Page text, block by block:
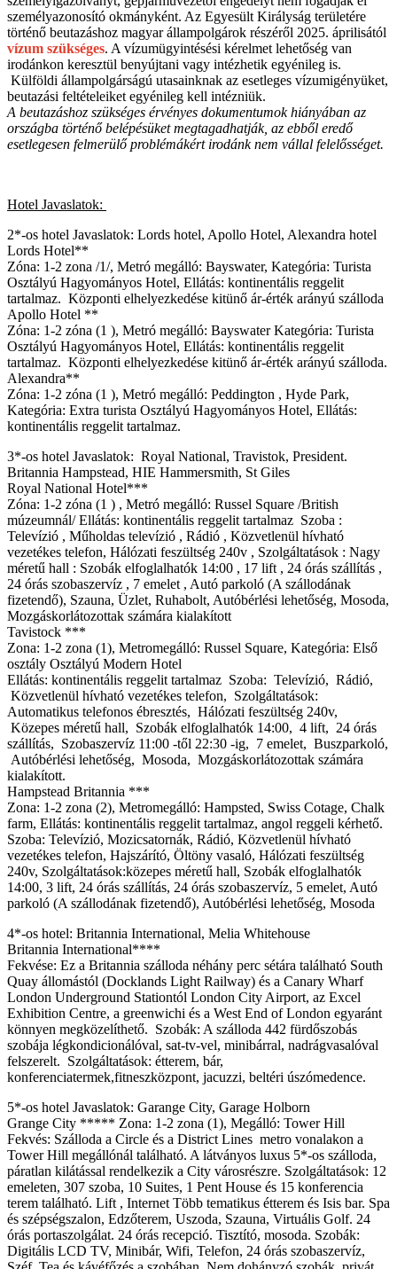
személyazonosító okmányként. Az Egyesült Királyság területére
történő beutazáshoz magyar állampolgárok részéről 2025. áprilisától
vízum szükséges. A vízumügyintésési kérelmet lehetőség van
irodánkon keresztül benyújtani vagy intézhetik egyénileg is.
Külföldi állampolgárságú utasainknak az esetleges vízumigényüket,
beutazási feltételeiket egyénileg kell intézniük.
A beutazáshoz szükséges érvényes dokumentumok hiányában az
országba történő belépésüket megtagadhatják, az ebből eredő
esetlegesen felmerülő problémákért irodánk nem vállal felelősséget.
Hotel Javaslatok:
2*-os hotel Javaslatok: Lords hotel, Apollo Hotel, Alexandra hotel
Lords Hotel**
Zóna: 1-2 zona /1/, Metró megálló: Bayswater, Kategória: Turista
Osztályú Hagyományos Hotel, Ellátás: kontinentális reggelit
tartalmaz. Központi elhelyezkedése kitünő ár-érték arányú szálloda
Apollo Hotel **
Zóna: 1-2 zóna (1 ), Metró megálló: Bayswater Kategória: Turista
Osztályú Hagyományos Hotel, Ellátás: kontinentális reggelit
tartalmaz. Központi elhelyezkedése kitünő ár-érték arányú szálloda.
Alexandra**
Zóna: 1-2 zóna (1 ), Metró megálló: Peddington , Hyde Park,
Kategória: Extra turista Osztályú Hagyományos Hotel, Ellátás:
kontinentális reggelit tartalmaz.
3*-os hotel Javaslatok: Royal National, Travistok, President.
Britannia Hampstead, HIE Hammersmith, St Giles
Royal National Hotel***
Zóna: 1-2 zóna (1 ) , Metró megálló: Russel Square /British
múzeumnál/ Ellátás: kontinentális reggelit tartalmaz Szoba :
Televízió , Műholdas televízió , Rádió , Közvetlenül hívható
vezetékes telefon, Hálózati feszültség 240v , Szolgáltatások : Nagy
méretű hall : Szobák elfoglalhatók 14:00 , 17 lift , 24 órás szállítás ,
24 órás szobaszervíz , 7 emelet , Autó parkoló (A szállodának
fizetendő), Szauna, Üzlet, Ruhabolt, Autóbérlési lehetőség, Mosoda,
Mozgáskorlátozottak számára kialakított
Tavistock ***
Zona: 1-2 zona (1), Metromegálló: Russel Square, Kategória: Első
osztály Osztályú Modern Hotel
Ellátás: kontinentális reggelit tartalmaz Szoba: Televízió, Rádió,
Közvetlenül hívható vezetékes telefon, Szolgáltatások:
Automatikus telefonos ébresztés, Hálózati feszültség 240v,
Közepes méretű hall, Szobák elfoglalhatók 14:00, 4 lift, 24 órás
szállítás, Szobaszervíz 11:00 -től 22:30 -ig, 7 emelet, Buszparkoló,
Autóbérlési lehetőség, Mosoda, Mozgáskorlátozottak számára
kialakított.
Hampstead Britannia ***
Zona: 1-2 zona (2), Metromegálló: Hampsted, Swiss Cotage, Chalk
farm, Ellátás: kontinentális reggelit tartalmaz, angol reggeli kérhető.
Szoba: Televízió, Mozicsatornák, Rádió, Közvetlenül hívható
vezetékes telefon, Hajszárító, Öltöny vasaló, Hálózati feszültség
240v, Szolgáltatások:közepes méretű hall, Szobák elfoglalhatók
14:00, 3 lift, 24 órás szállítás, 24 órás szobaszervíz, 5 emelet, Autó
parkoló (A szállodának fizetendő), Autóbérlési lehetőség, Mosoda
4*-os hotel: Britannia International, Melia Whitehouse
Britannia International****
Fekvése: Ez a Britannia szálloda néhány perc sétára található South
Quay állomástól (Docklands Light Railway) és a Canary Wharf
London Underground Stationtól London City Airport, az Excel
Exhibition Centre, a greenwichi és a West End of London egyaránt
könnyen megközelíthető. Szobák: A szálloda 442 fürdőszobás
szobája légkondicionálóval, sat-tv-vel, minibárral, nadrágvasalóval
felszerelt. Szolgáltatások: étterem, bár,
konferenciatermek,fitneszközpont, jacuzzi, beltéri úszómedence.
5*-os hotel Javaslatok: Garange City, Garage Holborn
Grange City ***** Zona: 1-2 zona (1), Megálló: Tower Hill
Fekvés: Szálloda a Circle és a District Lines metro vonalakon a
Tower Hill megállónál található. A látványos luxus 5*-os szálloda,
páratlan kilátással rendelkezik a City városrészre. Szolgáltatások: 12
emeleten, 307 szoba, 10 Suites, 1 Pent House és 15 konferencia
terem található. Lift , Internet Több tematikus étterem és Isis bar. Spa
és szépségszalon, Edzőterem, Uszoda, Szauna, Virtuális Golf. 24
órás portaszolgálat. 24 órás recepció. Tisztító, mosoda. Szobák:
Digitális LCD TV, Minibár, Wifi, Telefon, 24 órás szobaszervíz,